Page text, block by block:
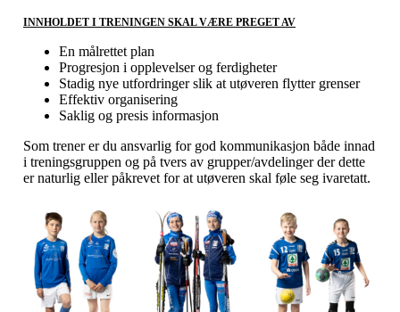
INNHOLDET I TRENINGEN SKAL VÆRE PREGET AV
En målrettet plan
Progresjon i opplevelser og ferdigheter
Stadig nye utfordringer slik at utøveren flytter grenser
Effektiv organisering
Saklig og presis informasjon
Som trener er du ansvarlig for god kommunikasjon både innad
i treningsgruppen og på tvers av grupper/avdelinger der dette
er naturlig eller påkrevet for at utøveren skal føle seg ivaretatt.